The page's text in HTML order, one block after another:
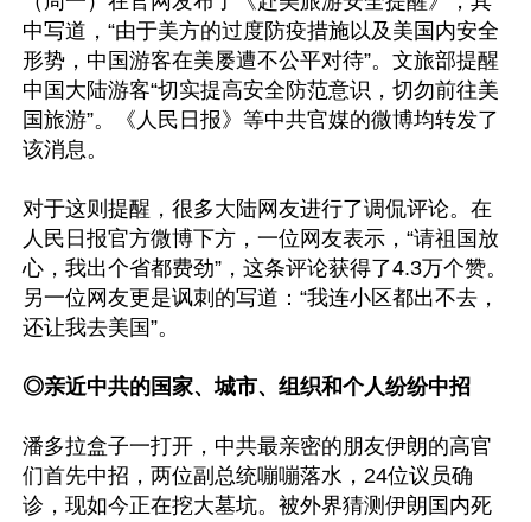
中写道，“由于美方的过度防疫措施以及美国内安全
形势，中国游客在美屡遭不公平对待”。文旅部提醒
中国大陆游客“切实提高安全防范意识，切勿前往美
国旅游”。《人民日报》等中共官媒的微博均转发了
该消息。
对于这则提醒，很多大陆网友进行了调侃评论。在
人民日报官方微博下方，一位网友表示，“请祖国放
心，我出个省都费劲”，这条评论获得了4.3万个赞。
另一位网友更是讽刺的写道：“我连小区都出不去，
还让我去美国”。
◎亲近中共的国家、城市、组织和个人纷纷中招
潘多拉盒子一打开，中共最亲密的朋友伊朗的高官
们首先中招，两位副总统嘣嘣落水，24位议员确
诊，现如今正在挖大墓坑。被外界猜测伊朗国内死